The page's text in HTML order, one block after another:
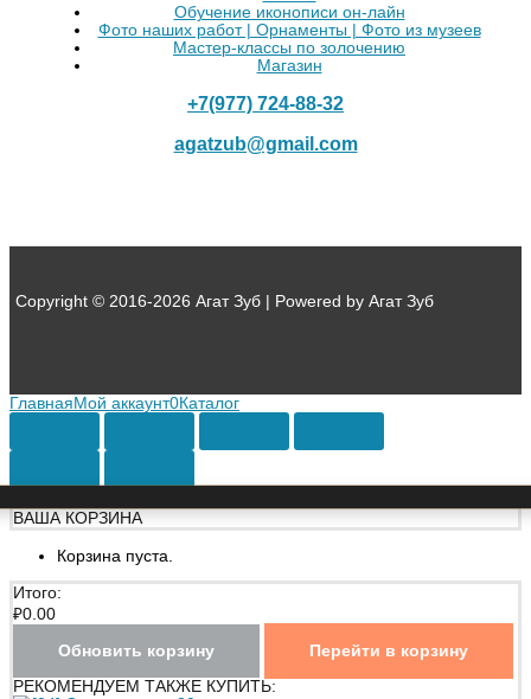
Обучение иконописи он-лайн
Фото наших работ | Орнаменты | Фото из музеев
Мастер-классы по золочению
Магазин
+7(977) 724-88-32
agatzub@gmail.com
Copyright © 2016-2026 Агат Зуб | Powered by Агат Зуб
Главная Мой аккаунт0Каталог
ВАША КОРЗИНА
Корзина пуста.
Итого:
₽0.00
Обновить корзину
Перейти в корзину
РЕКОМЕНДУЕМ ТАКЖЕ КУПИТЬ: